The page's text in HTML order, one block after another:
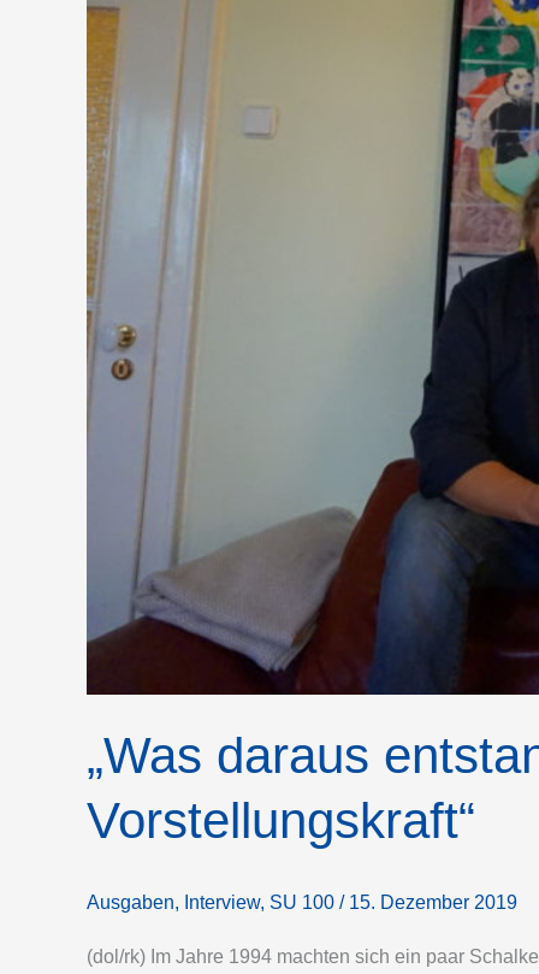
„Was daraus
Vorstellungskraft“
Ausgaben, Interview, SU 100 / 15. Dezember 2019
(dol/rk) Im Jahre 1994 machten sich ein paar